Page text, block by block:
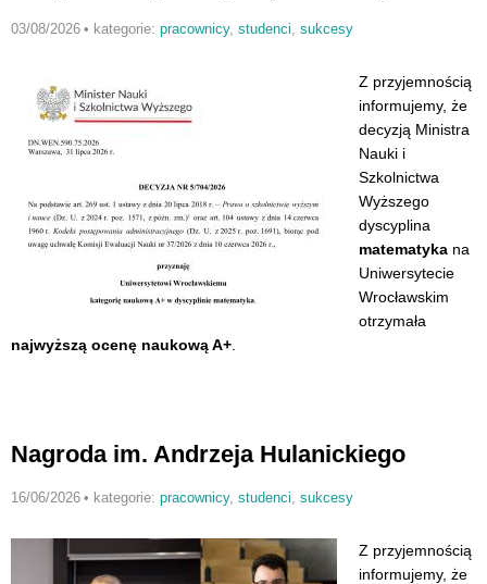
03/08/2026 • kategorie: pracownicy, studenci, sukcesy
Z przyjemnością
informujemy, że
decyzją Ministra
Nauki i
Szkolnictwa
Wyższego
dyscyplina
matematyka na
Uniwersytecie
Wrocławskim
otrzymała
najwyższą ocenę naukową A+
Nagroda im. Andrzeja Hulanickiego
16/06/2026 • kategorie: pracownicy, studenci sukcesy
Z przyjemnością
informujemy, że